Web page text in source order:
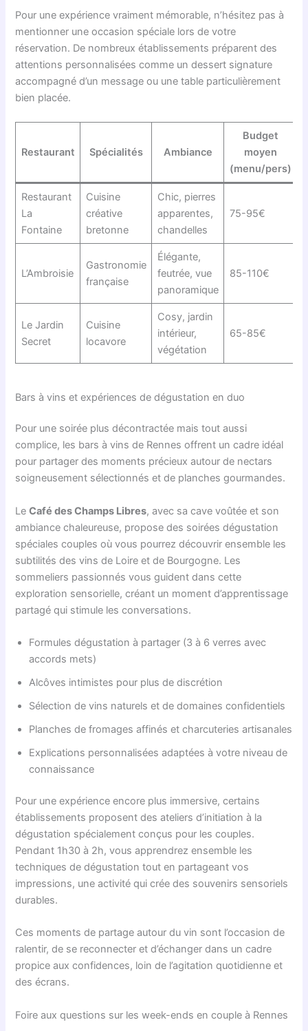
Pour une expérience vraiment mémorable, n’hésitez pas à
mentionner une occasion spéciale lors de votre
réservation. De nombreux établissements préparent des
attentions personnalisées comme un dessert signature
accompagné d’un message ou une table particulièrement
bien placée.
Restaurant Spécialités Ambiance
Budget
moyen
(menu/pers)
Restaurant
La
Fontaine
Cuisine
créative
bretonne
Chic, pierres
apparentes,
chandelles
75-95€
L’Ambroisie
Gastronomie
française
Élégante,
feutrée, vue
panoramique
85-110€
Le Jardin
Secret
Cuisine
locavore
Cosy, jardin
intérieur,
végétation
65-85€
Bars à vins et expériences de dégustation en duo
Pour une soirée plus décontractée mais tout aussi
complice, les bars à vins de Rennes offrent un cadre idéal
pour partager des moments précieux autour de nectars
soigneusement sélectionnés et de planches gourmandes.
LeCafé des Champs Libres, avec sa cave voûtée et son
ambiance chaleureuse, propose des soirées dégustation
spéciales couples où vous pourrez découvrir ensemble les
subtilités des vins de Loire et de Bourgogne. Les
sommeliers passionnés vous guident dans cette
exploration sensorielle, créant un moment d’apprentissage
partagé qui stimule les conversations.
Formules dégustation à partager (3 à 6 verres avec
accords mets)
Alcôves intimistes pour plus de discrétion
Sélection de vins naturels et de domaines confidentiels
Planches de fromages affinés et charcuteries artisanales
Explications personnalisées adaptées à votre niveau de
connaissance
Pour une expérience encore plus immersive, certains
établissements proposent des ateliers d’initiation à la
dégustation spécialement conçus pour les couples.
Pendant 1h30 à 2h, vous apprendrez ensemble les
techniques de dégustation tout en partageant vos
impressions, une activité qui crée des souvenirs sensoriels
durables.
Ces moments de partage autour du vin sont l’occasion de
ralentir, de se reconnecter et d’échanger dans un cadre
propice aux confidences, loin de l’agitation quotidienne et
des écrans.
Foire aux questions sur les week-ends en couple à Rennes